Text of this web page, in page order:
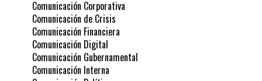
Comunicación Corporativa
Comunicación de Crisis
Comunicación Financiera
Comunicación Digital
Comunicación Gubernamental
Comunicación Interna